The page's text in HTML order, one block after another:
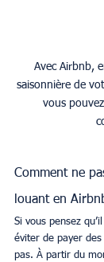
Avec Airbnb,
saisonnière de
vous
Comment ne
louant en
Si vous pensez
éviter de payer des
pas. À partir du